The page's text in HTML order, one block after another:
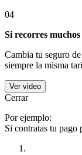
04
Si recorres
Cambia tu seguro
siempre la misma
Ver video
Cerrar
Por ejemplo:
Si contratas tu pago